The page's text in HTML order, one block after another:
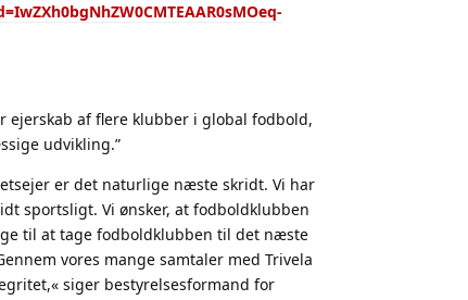
ejerskab af flere klubber i global fodbold,
udvikling.”
er det naturlige næste skridt. Vi har
sportsligt. Vi ønsker, at fodboldklubben
til at tage fodboldklubben til det næste
vores mange samtaler med Trivela
siger bestyrelsesformand for